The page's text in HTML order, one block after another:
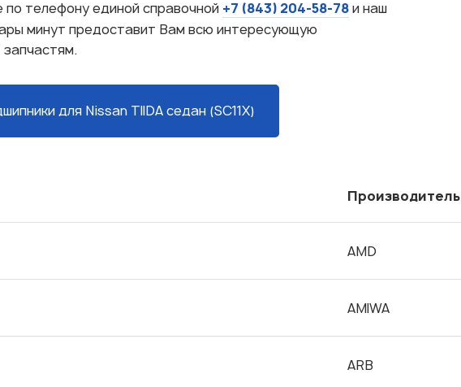
телефону единой справочной +7 (843) 204-58-78 и наш
минут предоставит Вам всю интересующую
для Nissan TIIDA седан (SC11X)
Производитель
AMD
AMIWA
ARB